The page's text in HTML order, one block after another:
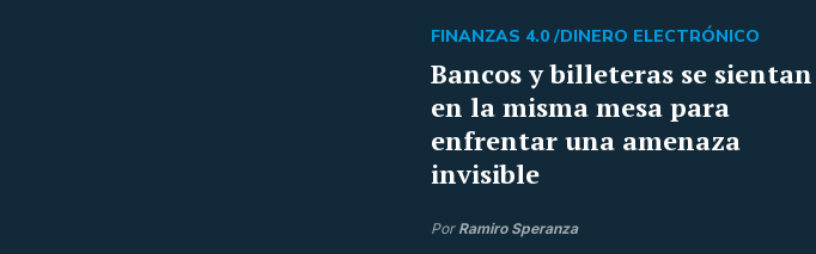
Bancos y billeteras se sientan
en la misma mesa para
enfrentar una amenaza
invisible
FINANZAS 4.0 /DINERO ELECTRÓNICO
Por Ramiro Speranza